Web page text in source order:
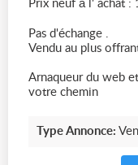
Prix neuf à l' achat :
Pas d'échange .
Vendu au plus
Arnaqueur du web
votre chemin
Type Annonce: